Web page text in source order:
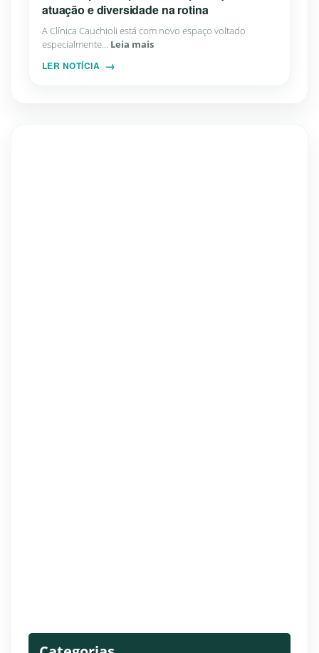
atuação e diversidade na rotina
A Clínica Cauchioli está com novo espaço voltado
especialmente... Leia mais
LER NOTÍCIA